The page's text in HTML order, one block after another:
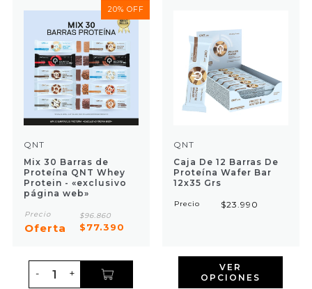
20% OFF
QNT
Mix 30 Barras de
Proteína QNT Whey
Protein - «exclusivo
página web»
Precio $96.860
Oferta $77.390
+
-
QNT
Caja De 12 Barras De
Proteína Wafer Bar
12x35 Grs
Precio $23.990
VER
OPCIONES